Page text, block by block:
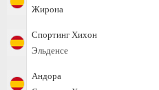
Жирона
Спортинг Хихон
Эльденсе
Андора